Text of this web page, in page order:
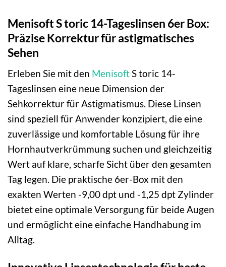
Menisoft S toric 14-Tageslinsen 6er Box:
Präzise Korrektur für astigmatisches
Sehen
Erleben Sie mit den Menisoft S toric 14-
Tageslinsen eine neue Dimension der
Sehkorrektur für Astigmatismus. Diese Linsen
sind speziell für Anwender konzipiert, die eine
zuverlässige und komfortable Lösung für ihre
Hornhautverkrümmung suchen und gleichzeitig
Wert auf klare, scharfe Sicht über den gesamten
Tag legen. Die praktische 6er-Box mit den
exakten Werten -9,00 dpt und -1,25 dpt Zylinder
bietet eine optimale Versorgung für beide Augen
und ermöglicht eine einfache Handhabung im
Alltag.